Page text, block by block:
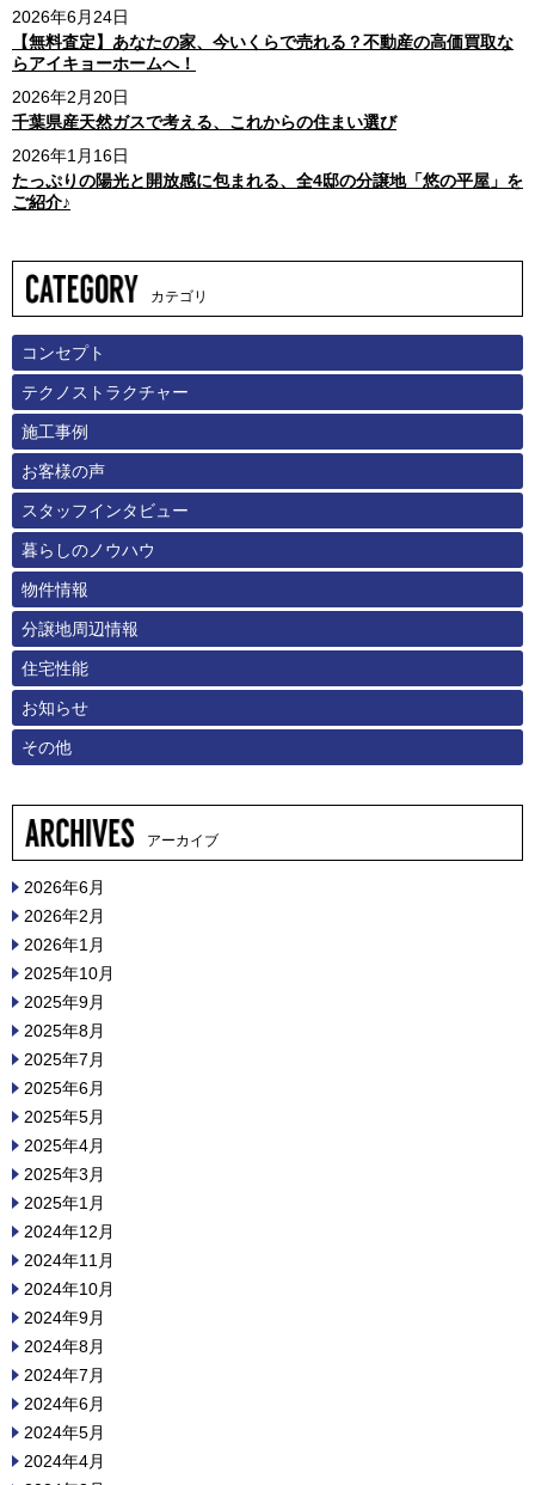
2026年6月24日
【無料査定】あなたの家、今いくらで売れる？不動産の高価買取な
らアイキョーホームへ！
2026年2月20日
千葉県産天然ガスで考える、これからの住まい選び
2026年1月16日
たっぷりの陽光と開放感に包まれる、全4邸の分譲地「悠の平屋」を
ご紹介♪
カテゴリ
コンセプト
テクノストラクチャー
施工事例
お客様の声
スタッフインタビュー
暮らしのノウハウ
物件情報
分譲地周辺情報
住宅性能
お知らせ
その他
アーカイブ
2026年6月
2026年2月
2026年1月
2025年10月
2025年9月
2025年8月
2025年7月
2025年6月
2025年5月
2025年4月
2025年3月
2025年1月
2024年12月
2024年11月
2024年10月
2024年9月
2024年8月
2024年7月
2024年6月
2024年5月
2024年4月